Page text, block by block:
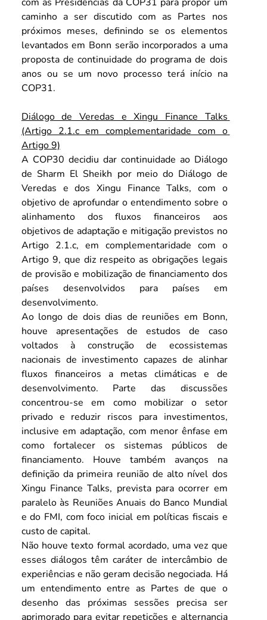
caminho a ser discutido com as Partes nos
próximos meses, definindo se os elementos
levantados em Bonn serão incorporados a uma
proposta de continuidade do programa de dois
anos ou se um novo processo terá início na
COP31.
Diálogo de Veredas e Xingu Finance Talks
(Artigo 2.1.c em complementaridade com o
Artigo 9)
A COP30 decidiu dar continuidade ao Diálogo
de Sharm El Sheikh por meio do Diálogo de
Veredas e dos Xingu Finance Talks, com o
objetivo de aprofundar o entendimento sobre o
alinhamento dos fluxos financeiros aos
objetivos de adaptação e mitigação previstos no
Artigo 2.1.c, em complementaridade com o
Artigo 9, que diz respeito as obrigações legais
de provisão e mobilização de financiamento dos
países desenvolvidos para países em
desenvolvimento.
Ao longo de dois dias de reuniões em Bonn,
houve apresentações de estudos de caso
voltados à construção de ecossistemas
nacionais de investimento capazes de alinhar
fluxos financeiros a metas climáticas e de
desenvolvimento. Parte das discussões
concentrou-se em como mobilizar o setor
privado e reduzir riscos para investimentos,
inclusive em adaptação, com menor ênfase em
como fortalecer os sistemas públicos de
financiamento. Houve também avanços na
definição da primeira reunião de alto nível dos
Xingu Finance Talks, prevista para ocorrer em
paralelo às Reuniões Anuais do Banco Mundial
e do FMI, com foco inicial em políticas fiscais e
custo de capital.
Não houve texto formal acordado, uma vez que
esses diálogos têm caráter de intercâmbio de
experiências e não geram decisão negociada. Há
um entendimento entre as Partes de que o
desenho das próximas sessões precisa ser
aprimorado para evitar repetições e alternancia